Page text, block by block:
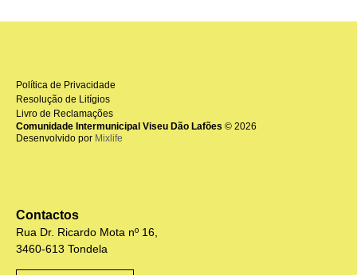
Política de Privacidade
Resolução de Litígios
Livro de Reclamações
Comunidade Intermunicipal Viseu Dão Lafões © 2026
Desenvolvido por Mixlife
Contactos
Rua Dr. Ricardo Mota nº 16,
3460-613 Tondela